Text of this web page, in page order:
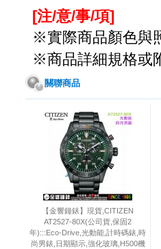
[注/意/事/項]
※實際商品顏色與
※商品詳細規格或
關聯商品
【金響鐘錶】現貨,CITIZEN
AT2527-80X(公司貨,保固2
年):::Eco-Drive,光動能,計時碼錶,時
尚男錶,日期顯示,強化玻璃,H500機